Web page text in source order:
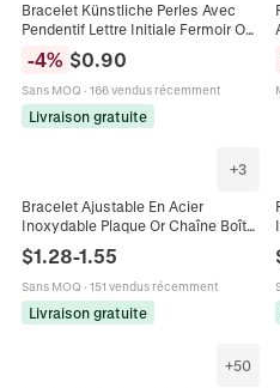
Bracelet Künstliche Perles Avec
Pendentif Lettre Initiale Fermoir OT
Acier Inoxydable Cuivre Zircon
Vintage Minimaliste Femmes
-4% $0.90
Sans MOQ · 166 vendus récemment
Livraison gratuite
+3
Bracelet Ajustable En Acier
Inoxydable Plaque Or Chaîne Boîte
Cadeau Bijoux Minimalistes
$1.28-1.55
Sans MOQ · 151 vendus récemment
Livraison gratuite
+50